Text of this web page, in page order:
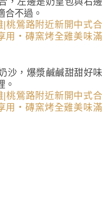
合不過。
沙，爆漿鹹鹹甜甜好味
。